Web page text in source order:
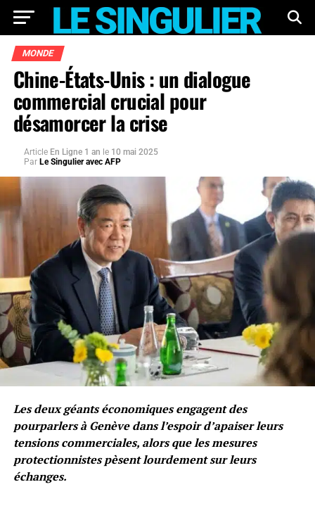
MONDE
Chine-États-Unis : un dialogue
commercial crucial pour
désamorcer la crise
Article En Ligne 1 an le 10 mai 2025
Par Le Singulier avec AFP
Les deux géants économiques engagent des
pourparlers à Genève dans l’espoir d’apaiser leurs
tensions commerciales, alors que les mesures
protectionnistes pèsent lourdement sur leurs
échanges.